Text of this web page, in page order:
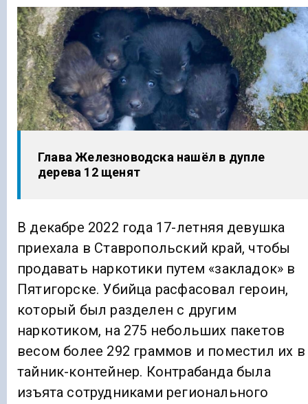
Глава Железноводска нашёл в дупле
дерева 12 щенят
В декабре 2022 года 17-летняя девушка
приехала в Ставропольский край, чтобы
продавать наркотики путем «закладок» в
Пятигорске. Убийца расфасовал героин,
который был разделен с другим
наркотиком, на 275 небольших пакетов
весом более 292 граммов и поместил их в
тайник-контейнер. Контрабанда была
изъята сотрудниками регионального